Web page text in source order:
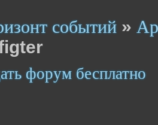
событий »
форум бесплатно